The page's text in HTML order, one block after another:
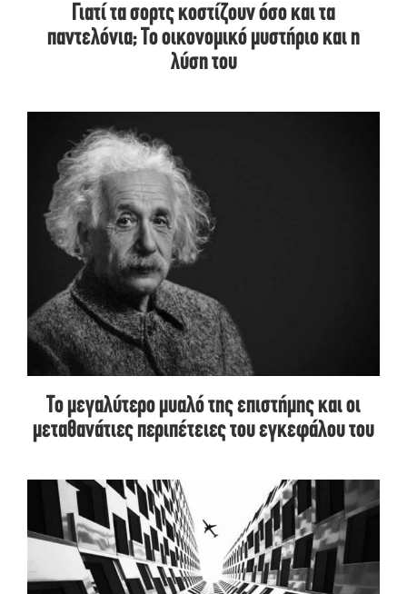
Γιατί τα σορτς κοστίζουν όσο και τα
παντελόνια; Το οικονομικό μυστήριο και η
λύση του
Το μεγαλύτερο μυαλό της επιστήμης και οι
μεταθανάτιες περιπέτειες του εγκεφάλου του